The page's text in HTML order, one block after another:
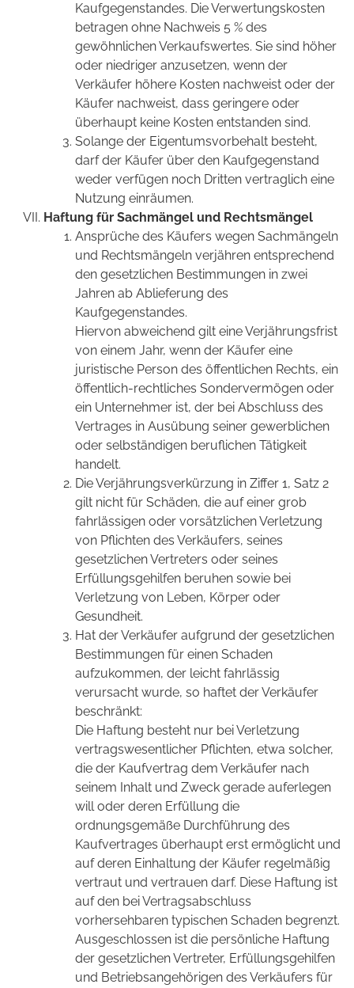
Kaufgegenstandes. Die Verwertungskosten
betragen ohne Nachweis 5 % des
gewöhnlichen Verkaufswertes. Sie sind höher
oder niedriger anzusetzen, wenn der
Verkäufer höhere Kosten nachweist oder der
Käufer nachweist, dass geringere oder
überhaupt keine Kosten entstanden sind.
Solange der Eigentumsvorbehalt besteht,
darf der Käufer über den Kaufgegenstand
weder verfügen noch Dritten vertraglich eine
Nutzung einräumen.
Haftung für Sachmängel und Rechtsmängel
Ansprüche des Käufers wegen Sachmängeln
und Rechtsmängeln verjähren entsprechend
den gesetzlichen Bestimmungen in zwei
Jahren ab Ablieferung des
Kaufgegenstandes.
Hiervon abweichend gilt eine Verjährungsfrist
von einem Jahr, wenn der Käufer eine
juristische Person des öffentlichen Rechts, ein
öffentlich-rechtliches Sondervermögen oder
ein Unternehmer ist, der bei Abschluss des
Vertrages in Ausübung seiner gewerblichen
oder selbständigen beruflichen Tätigkeit
handelt.
Die Verjährungsverkürzung in Ziffer 1, Satz 2
gilt nicht für Schäden, die auf einer grob
fahrlässigen oder vorsätzlichen Verletzung
von Pflichten des Verkäufers, seines
gesetzlichen Vertreters oder seines
Erfüllungsgehilfen beruhen sowie bei
Verletzung von Leben, Körper oder
Gesundheit.
Hat der Verkäufer aufgrund der gesetzlichen
Bestimmungen für einen Schaden
aufzukommen, der leicht fahrlässig
verursacht wurde, so haftet der Verkäufer
beschränkt:
Die Haftung besteht nur bei Verletzung
vertragswesentlicher Pflichten, etwa solcher,
die der Kaufvertrag dem Verkäufer nach
seinem Inhalt und Zweck gerade auferlegen
will oder deren Erfüllung die
ordnungsgemäße Durchführung des
Kaufvertrages überhaupt erst ermöglicht und
auf deren Einhaltung der Käufer regelmäßig
vertraut und vertrauen darf. Diese Haftung ist
auf den bei Vertragsabschluss
vorhersehbaren typischen Schaden begrenzt.
Ausgeschlossen ist die persönliche Haftung
der gesetzlichen Vertreter, Erfüllungsgehilfen
und Betriebsangehörigen des Verkäufers für